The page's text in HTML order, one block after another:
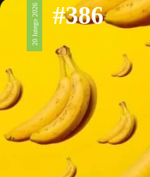
20 lutego 2026 #386